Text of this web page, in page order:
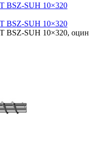
BSZ-SUH 10×320
BSZ-SUH 10×320
BSZ-SUH 10×320,